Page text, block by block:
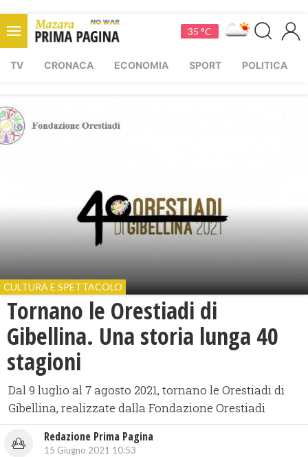
35 °C
TV CRONACA ECONOMIA SPORT POLITICA
CULTURA E SPETTACOLO
Tornano le Orestiadi di
Gibellina. Una storia lunga 40
stagioni
Dal 9 luglio al 7 agosto 2021, tornano le Orestiadi di
Gibellina, realizzate dalla Fondazione Orestiadi
Redazione Prima Pagina
15 Giugno 2021 10:53